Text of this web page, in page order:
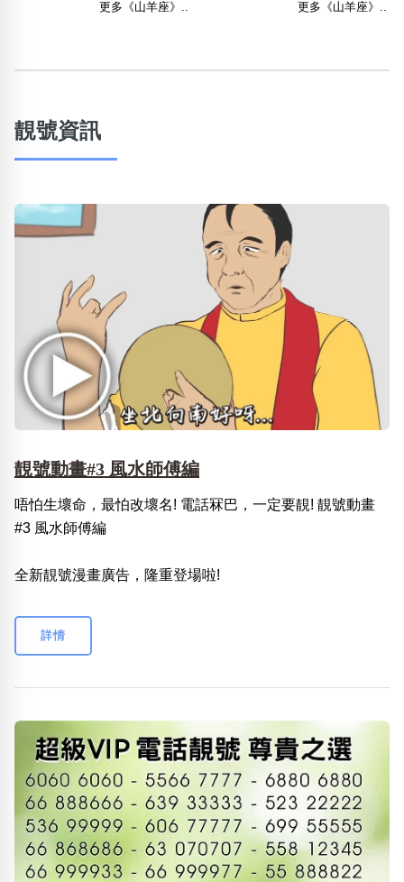
更多《山羊座》.. 更多《山羊座》..
靚號資訊
靚號動畫#3 風水師傅編
唔怕生壞命，最怕改壞名! 電話冧巴，一定要靚! 靚號動畫
#3 風水師傅編
全新靚號漫畫廣告，隆重登場啦!
詳情